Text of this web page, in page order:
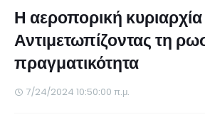
Η αεροπορική
Αντιμετωπίζοντας τη
πραγματικότητα
7/24/2024 10:50:00 π.μ.